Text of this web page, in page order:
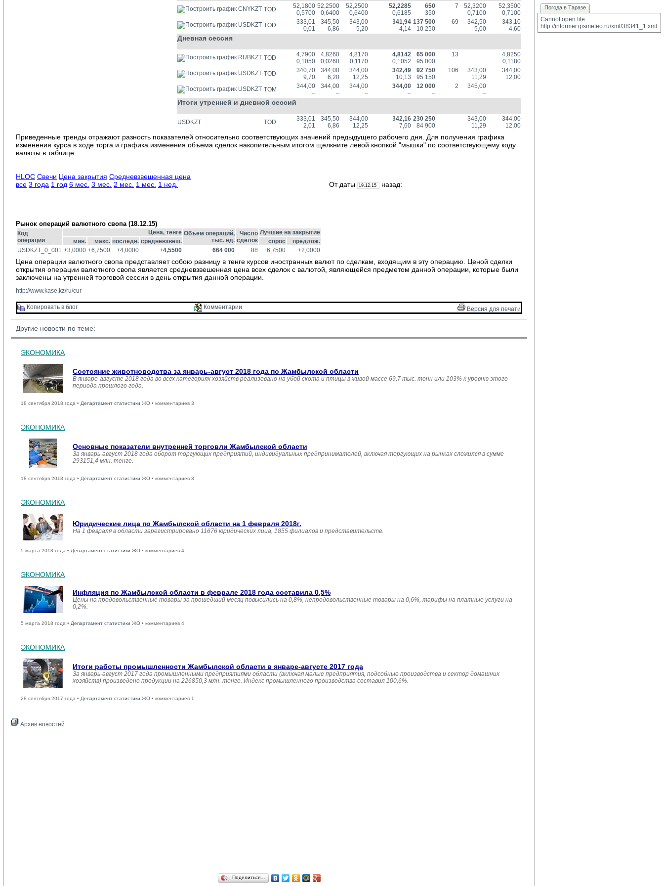
CNYKZT TOD
52,1800
0,5700
52,2500
0,6400
52,2500
0,6400
52,2285
0,6185
650
350
7
52,3200
0,7100
52,3500
0,7100
USDKZT TOD
333,01
0,01
345,50
6,86
343,00
5,20
341,94
4,14
137 500
10 250
69
342,50
5,00
343,10
4,60
Дневная сессия
RUBKZT TOD
4,7900
0,1050
4,8260
0,0260
4,8170
0,1170
4,8142
0,1052
65 000
95 000
13
4,8250
0,1180
USDKZT TOD
340,70
9,70
344,00
6,20
344,00
12,25
342,49
10,13
92 750
95 150
106
343,00
11,29
344,00
12,00
USDKZT TOM
344,00
–
344,00
–
344,00
–
344,00
–
12 000
–
2
345,00
–
Итоги утренней и дневной сессий
USDKZT TOD
333,01
2,01
345,50
6,86
344,00
12,25
342,16
7,60
230 250
84 900
343,00
11,29
344,00
12,00
Приведенные тренды отражают разность показателей относительно соответствующих значений предыдущего рабочего дня. Для получения графика
изменения курса в ходе торга и графика изменения объема сделок накопительным итогом щелкните левой кнопкой "мышки" по соответствующему коду
валюты в таблице.
HLOC Свечи Цена закрытия Средневзвешенная цена
все 3 года 1 год 6 мес. 3 мес. 2 мес. 1 мес. 1 нед. От даты назад:
Рынок операций валютного свопа (18.12.15)
Код
операции
Цена, тенге Объем операций,
тыс. ед.
Число
сделок
Лучшие на закрытие
мин.
макс. последн. средневзвеш. спрос
предлож.
USDKZT_0_001 +3,0000 +6,7500 +4,0000 +4,5500 664 000 88 +6,7500 +2,0000
Цена операции валютного свопа представляет собою разницу в тенге курсов иностранных валют по сделкам, входящим в эту операцию. Ценой сделки
открытия операции валютного свопа является средневзвешенная цена всех сделок с валютой, являющейся предметом данной операции, которые были
заключены на утренней торговой сессии в день открытия данной операции.
http://www.kase.kz/ru/cur
Копировать в блог Комментарии Версия для печати
Другие новости по теме:
ЭКОНОМИКА
Состояние животноводства за январь-август 2018 года по Жамбылской области
В январе-августе 2018 года во всех категориях хозяйств реализовано на убой скота и птицы в живой массе 69,7 тыс. тонн или 103% к уровню этого
периода прошлого года.
18 сентября 2018 года • Департамент статистики ЖО • комментариев 3
ЭКОНОМИКА
Основные показатели внутренней торговли Жамбылской области
За январь-август 2018 года оборот торгующих предприятий, индивидуальных предпринимателей, включая торгующих на рынках сложился в сумме
293151,4 млн. тенге.
18 сентября 2018 года • Департамент статистики ЖО • комментариев 3
ЭКОНОМИКА
Юридические лица по Жамбылской области на 1 февраля 2018г.
На 1 февраля в области зарегистрировано 11676 юридических лица, 1855 филиалов и представительств.
5 марта 2018 года • Департамент статистики ЖО • комментариев 4
ЭКОНОМИКА
Инфляция по Жамбылской области в феврале 2018 года составила 0,5%
Цены на продовольственные товары за прошедший месяц повысились на 0,8%, непродовольственные товары на 0,6%, тарифы на платные услуги на
0,2%.
5 марта 2018 года • Департамент статистики ЖО • комментариев 4
ЭКОНОМИКА
Итоги работы промышленности Жамбылской области в январе-августе 2017 года
За январь-август 2017 года промышленными предприятиями области (включая малые предприятия, подсобные производства и сектор домашних
хозяйств) произведено продукции на 226850,3 млн. тенге. Индекс промышленного производства составил 100,6%.
28 сентября 2017 года • Департамент статистики ЖО • комментариев 1
Архив новостей
Поделиться…
Погода в Таразе
Cannot open file
http://informer.gismeteo.ru/xml/38341_1.xml